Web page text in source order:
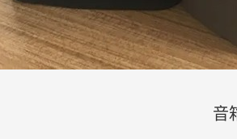
音
点击复制微信号